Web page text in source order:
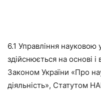
6.1 Управління
здійснюється на основі
Законом України «Про
діяльність», Статутом